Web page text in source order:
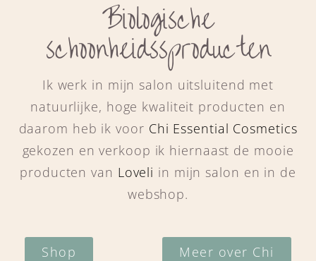
Biologische
schoonheidssproducten
Ik werk in mijn salon uitsluitend met
natuurlijke, hoge kwaliteit producten en
daarom heb ik voor Chi Essential Cosmetics
gekozen en verkoop ik hiernaast de mooie
producten van Loveli in mijn salon en in de
webshop.
Shop Meer over Chi